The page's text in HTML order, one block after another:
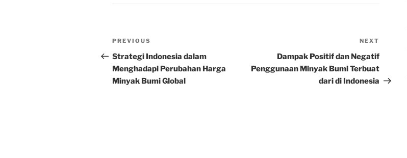
Post
navigation
Previous
Post
PREVIOUS
Strategi Indonesia dalam
Menghadapi Perubahan Harga
Minyak Bumi Global
Post
NEXT
Dampak Positif dan Negatif
Penggunaan Minyak Bumi Terbuat
dari di Indonesia